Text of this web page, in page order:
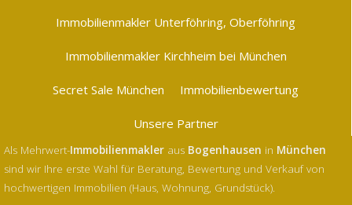
Immobilienmakler Unterföhring, Oberföhring
Immobilienmakler Kirchheim bei München
Secret Sale München Immobilienbewertung
Unsere Partner
Als Mehrwert-Immobilienmakler aus Bogenhausen in München
sind wir Ihre erste Wahl für Beratung, Bewertung und Verkauf von
hochwertigen Immobilien (Haus, Wohnung, Grundstück).